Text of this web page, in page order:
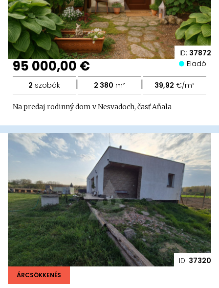
ID: 37872
95 000,00 € Eladó
2 szobák | 2 380 m² | 39,92 €/m²
Na predaj rodinný dom v Nesvadoch, časť Aňala
ID: 37320
ÁRCSÖKKENÉS